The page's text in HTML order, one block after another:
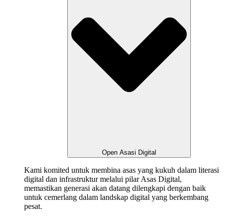
Open Asasi Digital
Kami komited untuk membina asas yang kukuh dalam literasi
digital dan infrastruktur melalui pilar Asas Digital,
memastikan generasi akan datang dilengkapi dengan baik
untuk cemerlang dalam landskap digital yang berkembang
pesat.